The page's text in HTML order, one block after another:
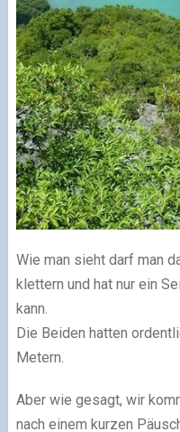
Wie man sieht darf man
klettern und hat nur ein
kann.
Die Beiden hatten
Metern.
Aber wie gesagt, wir
nach einem kurzen